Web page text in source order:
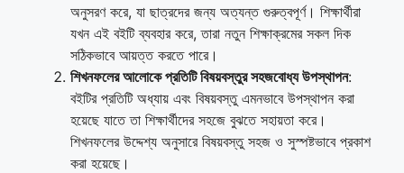
অনুসরণ করে, যা ছাত্রদের জন্য অত্যন্ত গুরুত্বপূর্ণ। শিক্ষার্থীরা
যখন এই বইটি ব্যবহার করে, তারা নতুন শিক্ষাক্রমের সকল দিক
সঠিকভাবে আয়ত্ত করতে পারে।
শিখনফলের আলোকে প্রতিটি বিষয়বস্তুর সহজবোধ্য উপস্থাপন:
বইটির প্রতিটি অধ্যায় এবং বিষয়বস্তু এমনভাবে উপস্থাপন করা
হয়েছে যাতে তা শিক্ষার্থীদের সহজে বুঝতে সহায়তা করে।
শিখনফলের উদ্দেশ্য অনুসারে বিষয়বস্তু সহজ ও সুস্পষ্টভাবে প্রকাশ
করা হয়েছে।